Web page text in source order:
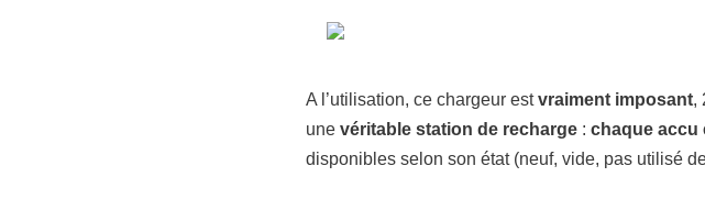
A l’utilisation, ce chargeur estvraiment imposant,
une véritable station de recharge: chaque accu
disponibles selon son état (neuf, vide, pas utilisé